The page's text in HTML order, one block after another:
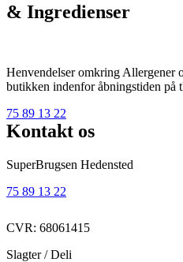
& Ingredienser
Henvendelser omkring Allergener
butikken indenfor åbningstiden på
75 89 13 22
Kontakt os
SuperBrugsen Hedensted
75 89 13 22
CVR: 68061415
Slagter / Deli